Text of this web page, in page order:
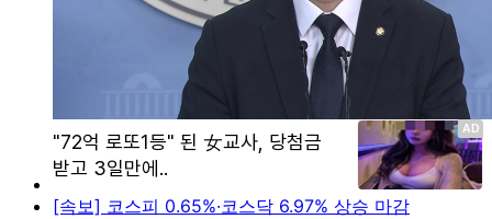
[속보] 코스피 0.65%·코스닥 6.97% 상승 마감